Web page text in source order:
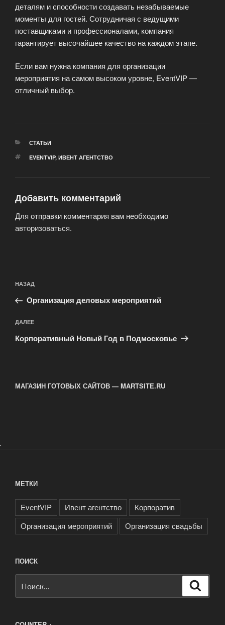
деталям и способности создавать незабываемые
моменты для гостей. Сотрудничая с ведущими
поставщиками и профессионалами, компания
гарантирует высочайшее качество на каждом этапе.
Если вам нужна компания для организации
мероприятия на самом высоком уровне, EventVIP —
отличный выбор.
РУБРИКИ
СТАТЬИ
МЕТКИ
EVENTVIP, ИВЕНТ АГЕНТСТВО
Добавить комментарий
Для отправки комментария вам необходимо
авторизоваться.
по
записям
Предыдущая
запись:
НАЗАД
Организация деловых мероприятий
Следующая
запись
ДАЛЕЕ
Корпоративный Новый Год в Подмосковье
МАГАЗИН ГОТОВЫХ САЙТОВ — MARTSITE.RU
.
МЕТКИ
EventVIP Ивент агентство
Корпоратив
Организация мероприятий
Организация свадьбы
ПОИСК